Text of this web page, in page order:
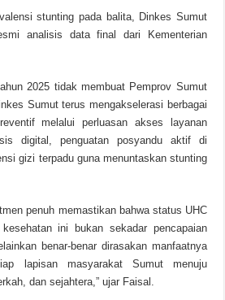
stunting pada balita, Dinkes Sumut
analisis data final dari Kementerian
2025 tidak membuat Pemprov Sumut
Sumut terus mengakselerasi berbagai
melalui perluasan akses layanan
digital, penguatan posyandu aktif di
gizi terpadu guna menuntaskan stunting
penuh memastikan bahwa status UHC
ini bukan sekadar pencapaian
benar-benar dirasakan manfaatnya
lapisan masyarakat Sumut menuju
dan sejahtera,” ujar Faisal.